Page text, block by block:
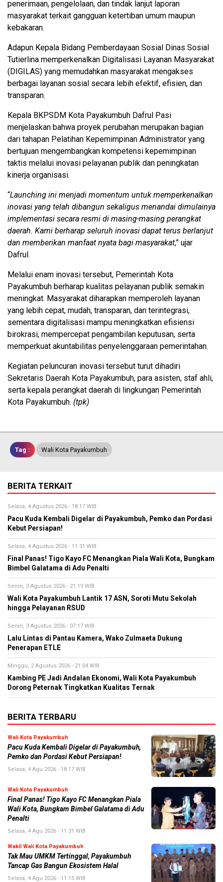
penerimaan, pengelolaan, dan tindak lanjut laporan
masyarakat terkait gangguan ketertiban umum maupun
kebakaran.
Adapun Kepala Bidang Pemberdayaan Sosial Dinas Sosial
Tutierlina memperkenalkan Digitalisasi Layanan Masyarakat
(DIGILAS) yang memudahkan masyarakat mengakses
berbagai layanan sosial secara lebih efektif, efisien, dan
transparan.
Kepala BKPSDM Kota Payakumbuh Dafrul Pasi
menjelaskan bahwa proyek perubahan merupakan bagian
dari tahapan Pelatihan Kepemimpinan Administrator yang
bertujuan mengembangkan kompetensi kepemimpinan
taktis melalui inovasi pelayanan publik dan peningkatan
kinerja organisasi.
“Launching ini menjadi momentum untuk memperkenalkan
inovasi yang telah dibangun sekaligus menandai dimulainya
implementasi secara resmi di masing-masing perangkat
daerah. Kami berharap seluruh inovasi dapat terus berlanjut
dan memberikan manfaat nyata bagi masyarakat,” ujar
Dafrul.
Melalui enam inovasi tersebut, Pemerintah Kota
Payakumbuh berharap kualitas pelayanan publik semakin
meningkat. Masyarakat diharapkan memperoleh layanan
yang lebih cepat, mudah, transparan, dan terintegrasi,
sementara digitalisasi mampu meningkatkan efisiensi
birokrasi, mempercepat pengambilan keputusan, serta
memperkuat akuntabilitas penyelenggaraan pemerintahan.
Kegiatan peluncuran inovasi tersebut turut dihadiri
Sekretaris Daerah Kota Payakumbuh, para asisten, staf ahli,
serta kepala perangkat daerah di lingkungan Pemerintah
Kota Payakumbuh. (tpk)
Tag : Wali Kota Payakumbuh
BERITA TERKAIT
Selasa, 4 Agustus 2026 - 18:17 WIB
Pacu Kuda Kembali Digelar di Payakumbuh, Pemko dan Pordasi
Kebut Persiapan!
Selasa, 4 Agustus 2026 - 11:31 WIB
Final Panas! Tigo Kayo FC Menangkan Piala Wali Kota, Bungkam
Bimbel Galatama di Adu Penalti
Senin, 3 Agustus 2026 - 21:19 WIB
Wali Kota Payakumbuh Lantik 17 ASN, Soroti Mutu Sekolah
hingga Pelayanan RSUD
Senin, 3 Agustus 2026 - 07:17 WIB
Lalu Lintas di Pantau Kamera, Wako Zulmaeta Dukung
Penerapan ETLE
Minggu, 2 Agustus 2026 - 21:04 WIB
Kambing PE Jadi Andalan Ekonomi, Wali Kota Payakumbuh
Dorong Peternak Tingkatkan Kualitas Ternak
BERITA TERBARU
Wali Kota Payakumbuh
Pacu Kuda Kembali Digelar di Payakumbuh,
Pemko dan Pordasi Kebut Persiapan!
Selasa, 4 Agu 2026 - 18:17 WIB
Wali Kota Payakumbuh
Final Panas! Tigo Kayo FC Menangkan Piala
Wali Kota, Bungkam Bimbel Galatama di Adu
Penalti
Selasa, 4 Agu 2026 - 11:31 WIB
Wakil Wali Kota Payakumbuh
Tak Mau UMKM Tertinggal, Payakumbuh
Tancap Gas Bangun Ekosistem Halal
Selasa, 4 Agu 2026 - 11:15 WIB